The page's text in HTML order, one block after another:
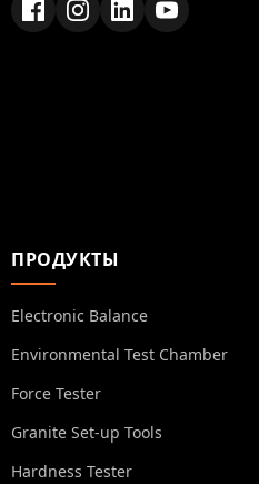
ПРОДУКТЫ
Electronic Balance
Environmental Test Chamber
Force Tester
Granite Set-up Tools
Hardness Tester